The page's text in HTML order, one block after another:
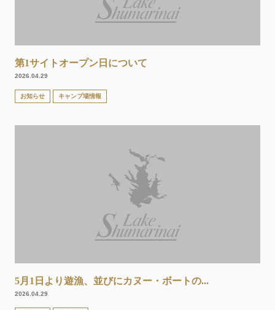
第1サイトオープン日について
2026.04.29
お知らせ キャンプ場情報
5月1日より遊漁、並びにカヌー・ボートの...
2026.04.29